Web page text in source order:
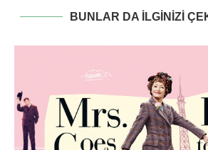
BUNLAR DA ILGINIZI